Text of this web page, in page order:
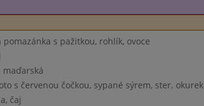
pomazánka s pažitkou, rohlík, ovoce
maďarská
s červenou čočkou, sypané sýrem, ster. okurek
čaj